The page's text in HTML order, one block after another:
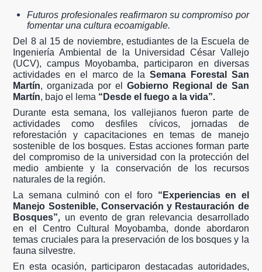
Futuros profesionales reafirmaron su compromiso por
fomentar una cultura ecoamigable.
Del 8 al 15 de noviembre, estudiantes de la Escuela de
Ingeniería Ambiental de la Universidad César Vallejo
(UCV), campus Moyobamba, participaron en diversas
actividades en el marco de laSemana Forestal San
Martín, organizada por el Gobierno Regional de San
Martín, bajo el lema “Desde el fuego a la vida”.
Durante esta semana, los vallejianos fueron parte de
actividades como desfiles cívicos, jornadas de
reforestación y capacitaciones en temas de manejo
sostenible de los bosques. Estas acciones forman parte
del compromiso de la universidad con la protección del
medio ambiente y la conservación de los recursos
naturales de la región.
La semana culminó con el foro “Experiencias en el
Manejo Sostenible, Conservación y Restauración de
Bosques”, un evento de gran relevancia desarrollado
en el Centro Cultural Moyobamba, donde abordaron
temas cruciales para la preservación de los bosques y la
fauna silvestre.
En esta ocasión, participaron destacadas autoridades,